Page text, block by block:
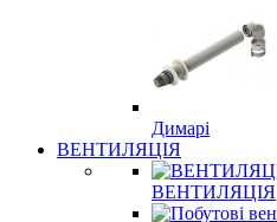
Димарі
ВЕНТИЛЯЦІЯ
ВЕНТИЛЯЦІЯ